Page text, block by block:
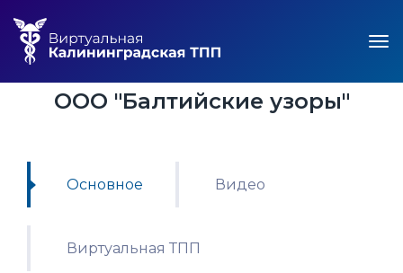
ООО "Балтийские узоры"
Основное Видео
Виртуальная ТПП